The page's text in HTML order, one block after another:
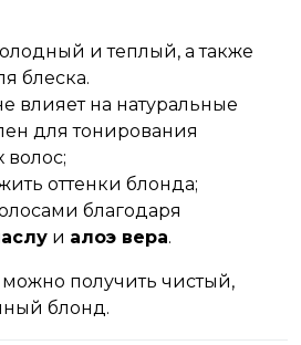
и теплый, а также
блеска.
влияет на натуральные
для тонирования
оттенки блонда;
благодаря
и алоэ вера.
можно получить чистый,
блонд.